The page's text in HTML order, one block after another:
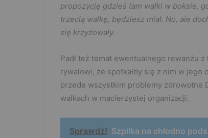
propozycję gdzieś tam walki w boksie,
trzecią walkę, będziesz miał. No, ale
się krzyżowały.
Padł też temat ewentualnego rewanżu z
rywalowi, że spotkałby się z nim w jego
przede wszystkim problemy zdrowotne
walkach w macierzystej organizacji.
Sprawdź! Szpilka na chłodno